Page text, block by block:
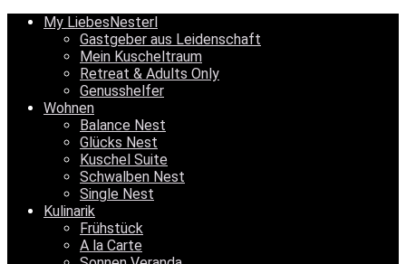
My LiebesNesterl
Gastgeber aus Leidenschaft
Mein Kuscheltraum
Retreat & Adults Only
Genusshelfer
Wohnen
Balance Nest
Glücks Nest
Kuschel Suite
Schwalben Nest
Single Nest
Kulinarik
Frühstück
A la Carte